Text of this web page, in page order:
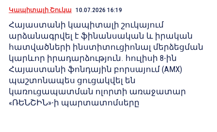
Կապիտալի Շուկա 10.07.2026 16:19
Հայաստանի կապիտալի շուկայում
արձանագրվել է ֆինանսական և իրական
հատվածների ինստիտուցիոնալ մերձեցման
կարևոր իրադարձություն. հուլիսի 8-ին
Հայաստանի ֆոնդային բորսայում (AMX)
պաշտոնապես ցուցակվել են
կառուցապատման ոլորտի առաջատար
«ՌԵՆՇԻՆ»-ի պարտատոմսերը